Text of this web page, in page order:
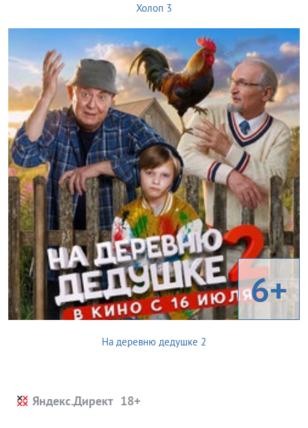
Холоп 3
6+
На деревню дедушке 2
Яндекс.Директ